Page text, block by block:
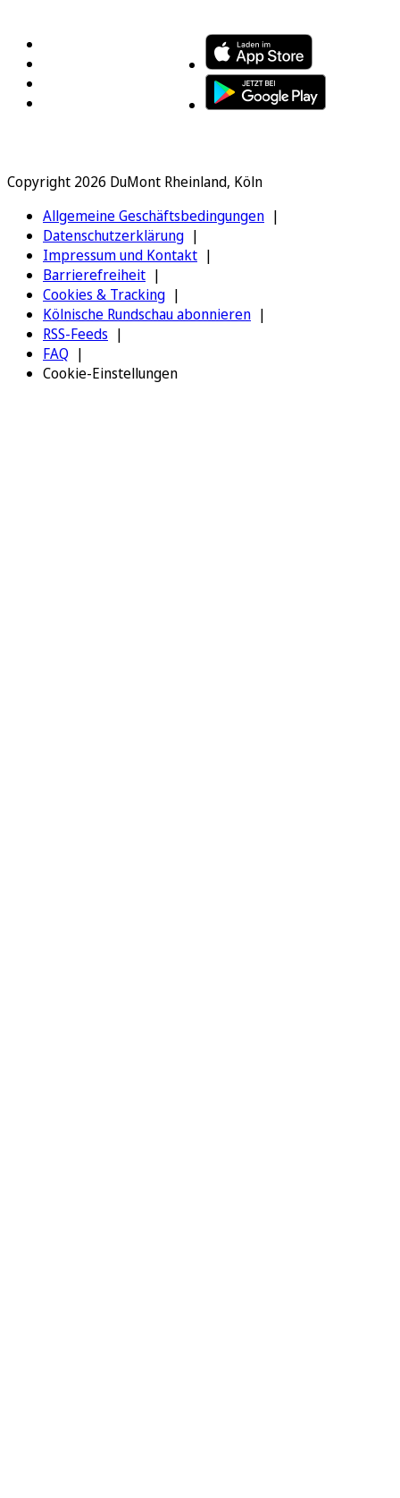
Copyright 2026 DuMont Rheinland, Köln
Allgemeine Geschäftsbedingungen
Datenschutzerklärung
Impressum und Kontakt
Barrierefreiheit
Cookies & Tracking
Kölnische Rundschau abonnieren
RSS-Feeds
FAQ
Cookie-Einstellungen